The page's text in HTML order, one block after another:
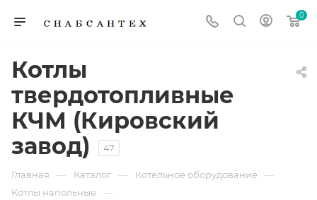
0
Котлы
твердотопливные
КЧМ (Кировский
завод)
47
Главная — Каталог — Котельное оборудование —
Котлы напольные —